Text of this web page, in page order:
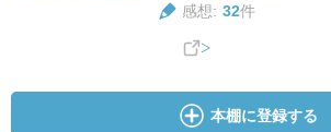
感想: 32件
本棚に登録する